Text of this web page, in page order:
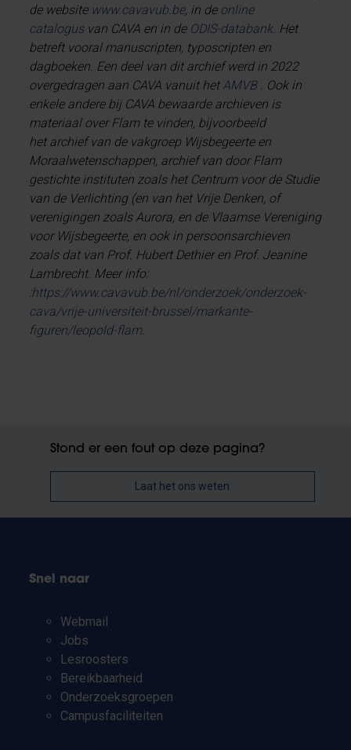
de website www.cavavub.be, in de online
catalogusvan CAVA en in de ODIS-databank. Het
betreft vooral manuscripten, typoscripten en
dagboeken. Een deel van dit archief werd in 2022
overgedragen aan CAVA vanuit hetAMVB. Ook in
enkele andere bij CAVA bewaarde archieven is
materiaal over Flam te vinden, bijvoorbeeld
het archief van de vakgroep Wijsbegeerte en
Moraalwetenschappen, archief van door Flam
gestichte instituten zoals het Centrum voor de Studie
van de Verlichting (en van het Vrije Denken, of
verenigingen zoals Aurora, en de Vlaamse Vereniging
voor Wijsbegeerte, en ook in persoonsarchieven
zoals dat van Prof. Hubert Dethier en Prof. Jeanine
Lambrecht. Meer info:
:https://www.cavavub.be/nl/onderzoek/onderzoek-
cava/vrije-universiteit-brussel/markante-
figuren/leopold-flam.
Stond er een fout op deze pagina?
Laat het ons weten
Snel naar
Webmail
Jobs
Lesroosters
Bereikbaarheid
Onderzoeksgroepen
Campusfaciliteiten